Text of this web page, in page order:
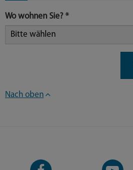
Wo wohnen Sie? *
Nach oben
Facebook-
YouTube-